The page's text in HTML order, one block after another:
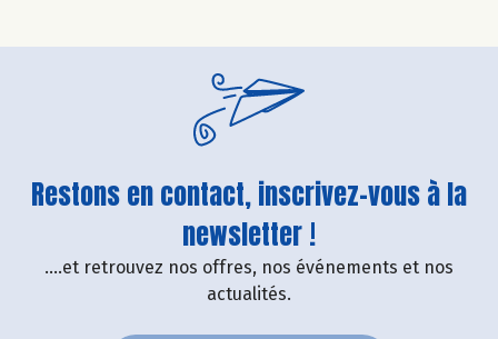
Restons en contact, inscrivez-vous à la
newsletter !
....et retrouvez nos offres, nos événements et nos
actualités.